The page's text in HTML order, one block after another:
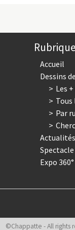
Accueil
Dessins
Les
Tous
Par
Actualités
Spectacle
Expo 360°
©Chappatte - All rights